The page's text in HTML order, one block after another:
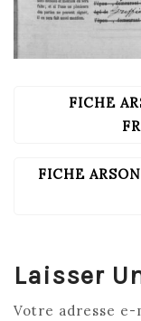
NAVIGATION
FICHE
FICHE
Laisser
Votre adresse e-